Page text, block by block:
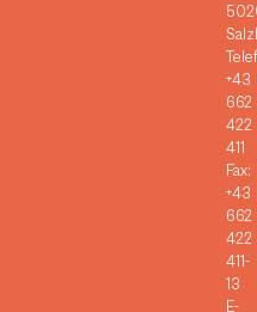
+43
662
422
411
Fax:
+43
662
422
411-
13
E-